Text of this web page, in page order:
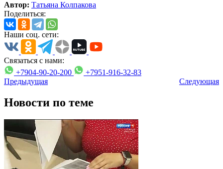
Автор: Татьяна Колпакова
Поделиться:
Наши соц. сети:
Связаться с нами:
+7904-90-20-200
+7951-916-32-83
Предыдущая
Следующая
Новости по теме